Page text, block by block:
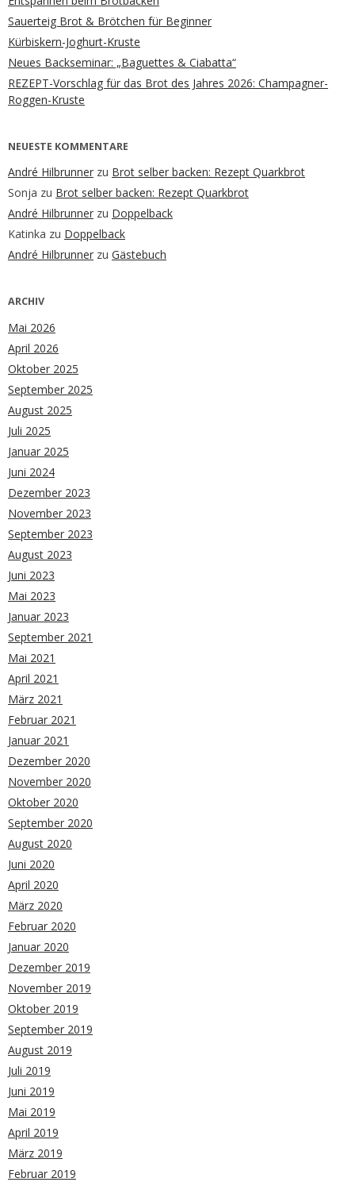
Sauerteig Brot & Brötchen für Beginner
Kürbiskern-Joghurt-Kruste
Neues Backseminar: „Baguettes & Ciabatta“
REZEPT-Vorschlag für das Brot des Jahres 2026: Champagner-
Roggen-Kruste
NEUESTE KOMMENTARE
André Hilbrunner zu Brot selber backen: Rezept Quarkbrot
Sonja zu Brot selber backen: Rezept Quarkbrot
André Hilbrunner zu Doppelback
Katinka zu Doppelback
André Hilbrunner zu Gästebuch
ARCHIV
Mai 2026
April 2026
Oktober 2025
September 2025
August 2025
Juli 2025
Januar 2025
Juni 2024
Dezember 2023
November 2023
September 2023
August 2023
Juni 2023
Mai 2023
Januar 2023
September 2021
Mai 2021
April 2021
März 2021
Februar 2021
Januar 2021
Dezember 2020
November 2020
Oktober 2020
September 2020
August 2020
Juni 2020
April 2020
März 2020
Februar 2020
Januar 2020
Dezember 2019
November 2019
Oktober 2019
September 2019
August 2019
Juli 2019
Juni 2019
Mai 2019
April 2019
März 2019
Februar 2019